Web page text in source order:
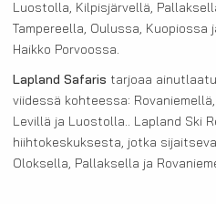
Luostolla, Kilpisjärvellä,
Tampereella, Oulussa,
Haikko Porvoossa.
Lapland Safaris tarjoaa
viidessä kohteessa:
Levillä ja Luostolla.. Lapland Ski
hiihtokeskuksesta, jotka
Oloksella, Pallaksella ja